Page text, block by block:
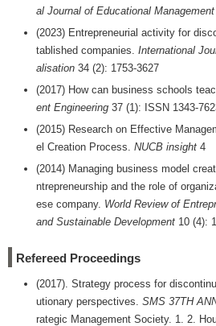
al Journal of Educational Management
(2023) Entrepreneurial activity for
tablished companies. International
alisation 34 (2): 1753-3627
(2017) How can business schools
ent Engineering 37 (1): ISSN 1343-
(2015) Research on Effective
el Creation Process. NUCB insight 4
(2014) Managing business model
ntrepreneurship and the role of
ese company. World Review of
and Sustainable Development 10 (4):
Refereed Proceedings
(2017). Strategy process for
utionary perspectives. SMS 37TH
rategic Management Society. 1. 2.